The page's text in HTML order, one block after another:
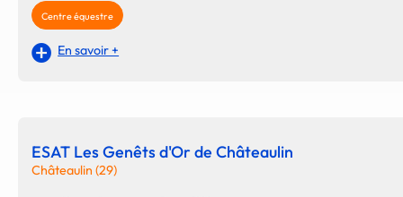
Centre équestre
En savoir +
ESAT Les Genêts d'Or de Châteaulin
Châteaulin (29)